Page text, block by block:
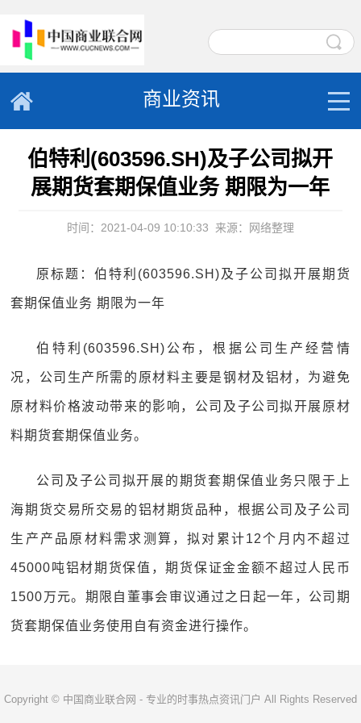
商业资讯
伯特利(603596.SH)及子公司拟开
展期货套期保值业务 期限为一年
时间：2021-04-09 10:10:33 来源：网络整理
原标题：伯特利(603596.SH)及子公司拟开展期货
套期保值业务 期限为一年
伯特利(603596.SH)公布，根据公司生产经营情
况，公司生产所需的原材料主要是钢材及铝材，为避免
原材料价格波动带来的影响，公司及子公司拟开展原材
料期货套期保值业务。
公司及子公司拟开展的期货套期保值业务只限于上
海期货交易所交易的铝材期货品种，根据公司及子公司
生产产品原材料需求测算，拟对累计12个月内不超过
45000吨铝材期货保值，期货保证金金额不超过人民币
1500万元。期限自董事会审议通过之日起一年，公司期
货套期保值业务使用自有资金进行操作。
Copyright © 中国商业联合网 - 专业的时事热点资讯门户 All Rights Reserved